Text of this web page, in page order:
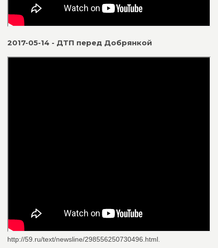
2017-05-14 - ДТП перед Добрянкой
http://59.ru/text/newsline/298556250730496.html.